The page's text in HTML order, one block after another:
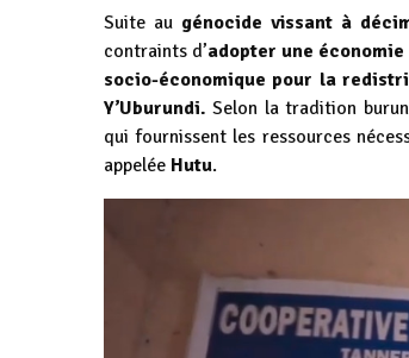
Suite au génocide vissant à
contraints d’adopter une
socio-économique pour la
Y’Uburundi. Selon la tradition
qui fournissent les ressources
appelée Hutu.